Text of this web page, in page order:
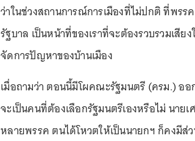
ว่าในช่วงสถานการณ์การเมืองที่ไม่ปกติ ที่พรร
รัฐบาล เป็นหน้าที่ของเราที่จะต้องรวบรวมเสีย
จัดการปัญหาของบ้านเมือง
เมื่อถามว่า ตอนนี้มีโผคณะรัฐมนตรี (ครม.) ออ
จะเป็นคนที่ต้องเลือกรัฐมนตรีเองหรือไม่ นายเ
หลายพรรค ตนได้โหวตให้เป็นนายกฯ ก็คงมีส่